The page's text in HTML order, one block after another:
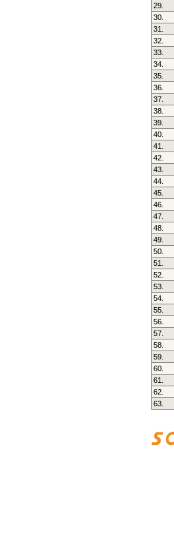
29.
30.
31.
32.
33.
34.
35.
36.
37.
38.
39.
40.
41.
42.
43.
44.
45.
46.
47.
48.
49.
50.
51.
52.
53.
54.
55.
56.
57.
58.
59.
60.
61.
62.
63.